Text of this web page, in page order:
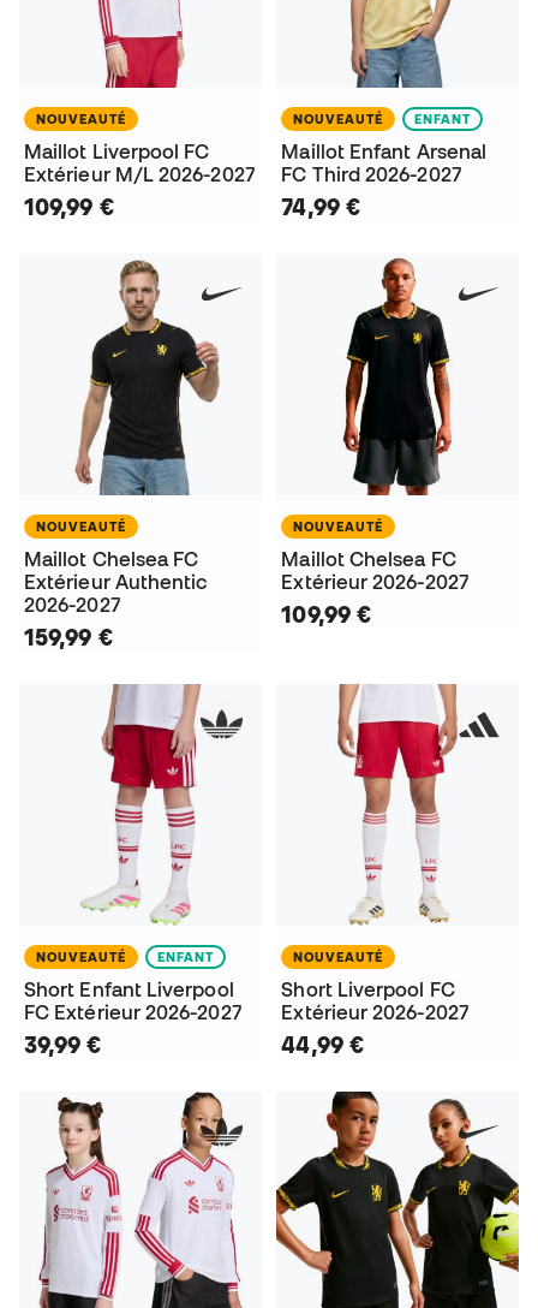
NOUVEAUTÉ
Maillot Liverpool FC
Extérieur M/L 2026-2027
109,99 €
NOUVEAUTÉ ENFANT
Maillot Enfant Arsenal
FC Third 2026-2027
74,99 €
NOUVEAUTÉ
Maillot Chelsea FC
Extérieur Authentic
2026-2027
159,99 €
NOUVEAUTÉ
Maillot Chelsea FC
Extérieur 2026-2027
109,99 €
NOUVEAUTÉ ENFANT
Short Enfant Liverpool
FC Extérieur 2026-2027
39,99 €
NOUVEAUTÉ
Short Liverpool FC
Extérieur 2026-2027
44,99 €